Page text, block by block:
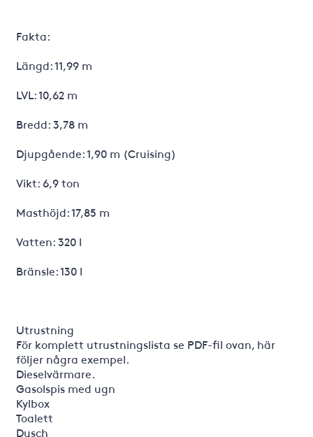
Fakta:
Längd: 11,99 m
LVL: 10,62 m
Bredd: 3,78 m
Djupgående: 1,90 m (Cruising)
Vikt: 6,9 ton
Masthöjd: 17,85 m
Vatten: 320 l
Bränsle: 130 l
Utrustning
För komplett utrustningslista se PDF-fil ovan, här
följer några exempel.
Dieselvärmare.
Gasolspis med ugn
Kylbox
Toalett
Dusch